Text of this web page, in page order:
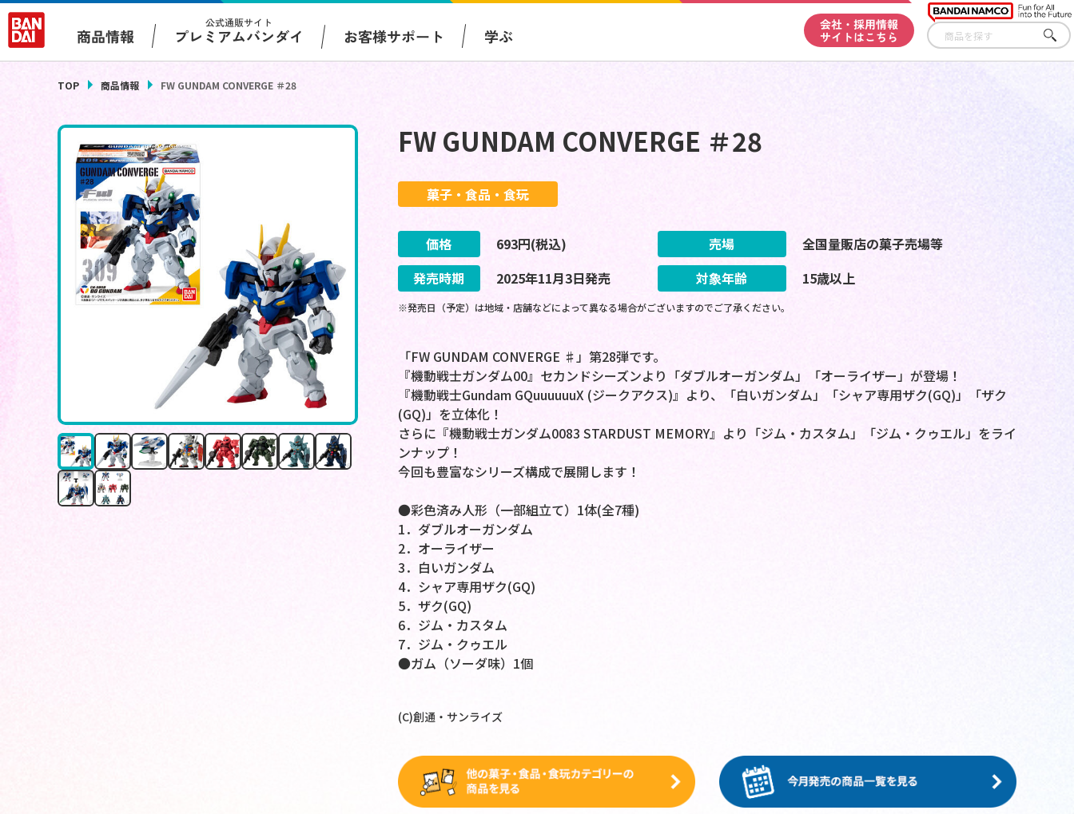
商品情報
公式通販サイト
プレミアムバンダイ お客様サポート 学ぶ
会社・採用情報
サイトはこちら
さが
す
TOP 商品情報 FW GUNDAM CONVERGE ＃28
FW GUNDAM CONVERGE ＃28
菓子・食品・食玩
価格 693円(税込) 売場
全国量販店の菓子売場等
発売時期
2025年11月3日発売 対象年齢 15歳以上
※発売日（予定）は地域・店舗などによって異なる場合がございますのでご了承ください。
「FW GUNDAM CONVERGE ♯」第28弾です。
『機動戦士ガンダム00』セカンドシーズンより「ダブルオーガンダム」「オーライザー」が登場！
『機動戦士Gundam GQuuuuuuX (ジークアクス)』より、「白いガンダム」「シャア専用ザク(GQ)」「ザク
(GQ)」を立体化！
さらに『機動戦士ガンダム0083 STARDUST MEMORY』より「ジム・カスタム」「ジム・クゥエル」をライ
ンナップ！
今回も豊富なシリーズ構成で展開します！
●彩色済み人形（一部組立て）1体(全7種)
1．ダブルオーガンダム
2．オーライザー
3．白いガンダム
4．シャア専用ザク(GQ)
5．ザク(GQ)
6．ジム・カスタム
7．ジム・クゥエル
●ガム（ソーダ味）1個
(C)創通・サンライズ